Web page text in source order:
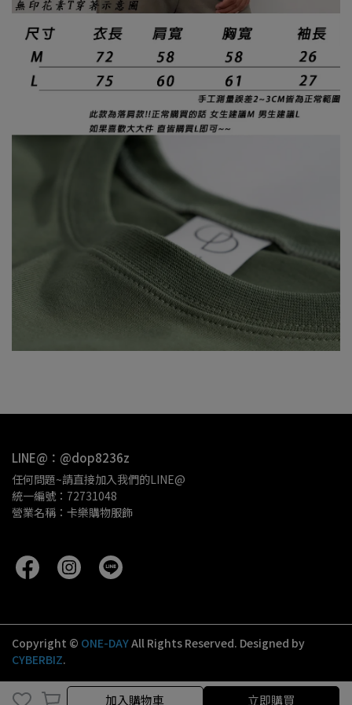
取消 完成
加入購物車 立即購買
LINE@：@dop8236z
任何問題~請直接加入我們的LINE@
統一編號：72731048
營業名稱：卡樂購物服飾
Copyright © ONE-DAYAll Rights Reserved. Designed by
CYBERBIZ.